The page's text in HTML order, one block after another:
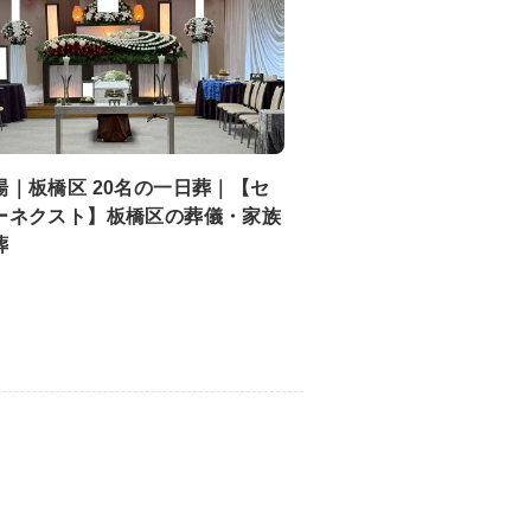
｜板橋区 20名の一日葬｜【セ
ネクスト】板橋区の葬儀・家族